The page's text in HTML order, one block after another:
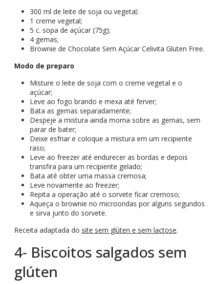
300 ml de leite de soja ou vegetal;
1 creme vegetal;
5 c. sopa de açúcar (75g);
4 gemas;
Brownie de Chocolate Sem Açúcar Celivita Gluten Free.
Modo de preparo
Misture o leite de soja com o creme vegetal e o
açúcar;
Leve ao fogo brando e mexa até ferver;
Bata as gemas separadamente;
Despeje a mistura ainda morna sobre as gemas, sem
parar de bater;
Deixe esfriar e coloque a mistura em um recipiente
raso;
Leve ao freezer até endurecer as bordas e depois
transfira para um recipiente gelado;
Bata até obter uma massa cremosa;
Leve novamente ao freezer;
Repita a operação até o sorvete ficar cremoso;
Aqueça o brownie no microondas por alguns segundos
e sirva junto do sorvete.
Receita adaptada do site sem glúten e sem lactose.
4- Biscoitos salgados sem
glúten